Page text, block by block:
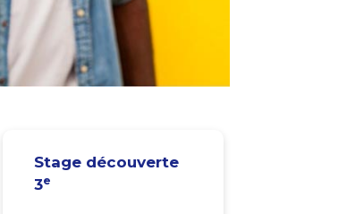
Stage découverte
3e